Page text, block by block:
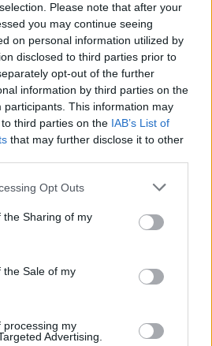
Please note that after your
you may continue seeing
on personal information utilized by
disclosed to third parties prior to
opt-out of the further
information by third parties on the
participants. This information may
third parties on the IAB’s List of
that may further disclose it to other
Opt Outs
the Sharing of my
the Sale of my
processing my
Advertising.
for Italy| Esim for Spain|Esim